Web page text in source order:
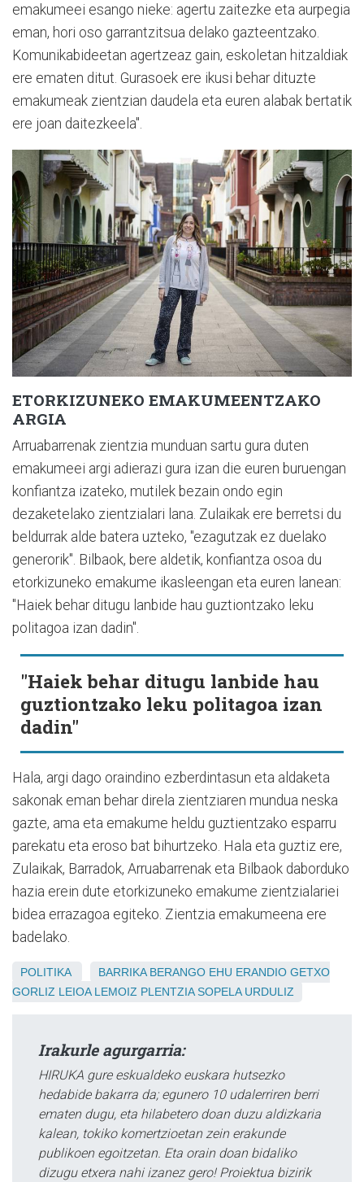
emakumeei esango nieke: agertu zaitezke eta aurpegia
eman, hori oso garrantzitsua delako gazteentzako.
Komunikabideetan agertzeaz gain, eskoletan hitzaldiak
ere ematen ditut. Gurasoek ere ikusi behar dituzte
emakumeak zientzian daudela eta euren alabak bertatik
ere joan daitezkeela".
ETORKIZUNEKO EMAKUMEENTZAKO
ARGIA
Arruabarrenak zientzia munduan sartu gura duten
emakumeei argi adierazi gura izan die euren buruengan
konfiantza izateko, mutilek bezain ondo egin
dezaketelako zientzialari lana. Zulaikak ere berretsi du
beldurrak alde batera uzteko, "ezagutzak ez duelako
generorik". Bilbaok, bere aldetik, konfiantza osoa du
etorkizuneko emakume ikasleengan eta euren lanean:
"Haiek behar ditugu lanbide hau guztiontzako leku
politagoa izan dadin".
"Haiek behar ditugu lanbide hau
guztiontzako leku politagoa izan
dadin"
Hala, argi dago oraindino ezberdintasun eta aldaketa
sakonak eman behar direla zientziaren mundua neska
gazte, ama eta emakume heldu guztientzako esparru
parekatu eta eroso bat bihurtzeko. Hala eta guztiz ere,
Zulaikak, Barradok, Arruabarrenak eta Bilbaok daborduko
hazia erein dute etorkizuneko emakume zientzialariei
bidea errazagoa egiteko. Zientzia emakumeena ere
badelako.
POLITIKA BARRIKA BERANGO EHU ERANDIO GETXO
GORLIZ LEIOA LEMOIZ PLENTZIA SOPELA URDULIZ
Irakurle agurgarria:
HIRUKA gure eskualdeko euskara hutsezko
hedabide bakarra da; egunero 10 udalerriren berri
ematen dugu, eta hilabetero doan duzu aldizkaria
kalean, tokiko komertzioetan zein erakunde
publikoen egoitzetan. Eta orain doan bidaliko
dizugu etxera nahi izanez gero! Proiektua bizirik